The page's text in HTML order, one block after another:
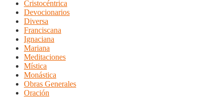
Cristocéntrica
Devocionarios
Diversa
Franciscana
Ignaciana
Mariana
Meditaciones
Mística
Monástica
Obras Generales
Oración